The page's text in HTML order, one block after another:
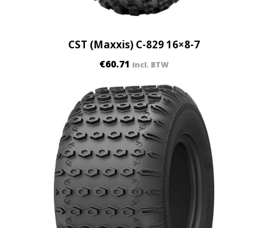
CST (Maxxis) C-829 16×8-7
€60.71 incl. BTW